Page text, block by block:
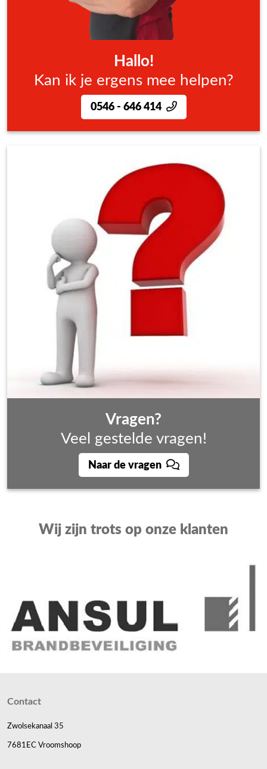
Hallo!
Kan ik je ergens mee helpen?
0546 - 646 414
Vragen?
Veel gestelde vragen!
Naar de vragen
Wij zijn trots op onze klanten
Contact
Zwolsekanaal 35
7681EC Vroomshoop